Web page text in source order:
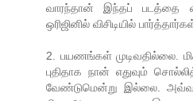
வாரந்தான் இந்தப் படத்தை
ஒரிஜினில் விசிடியில்
2. பயணங்கள் முடிவதில்லை.
புதிதாக நான் எதுவும்
வேண்டுமென்று இல்லை.